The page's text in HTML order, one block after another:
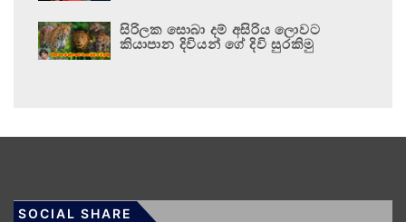
සිරිලක සොබා දම් අසිරිය ලොවට
කියාපාන දිවියන් ගේ දිවි සුරකිමු
SOCIAL SHARE